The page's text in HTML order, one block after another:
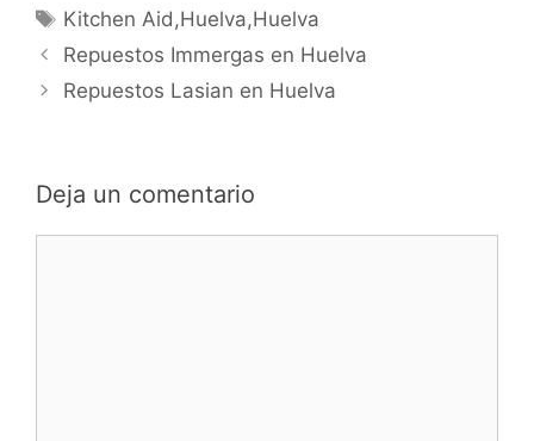
Etiquetas
Kitchen Aid,Huelva,Huelva
Navegación
de
entradas
Repuestos Immergas en Huelva
Repuestos Lasian en Huelva
Deja un comentario